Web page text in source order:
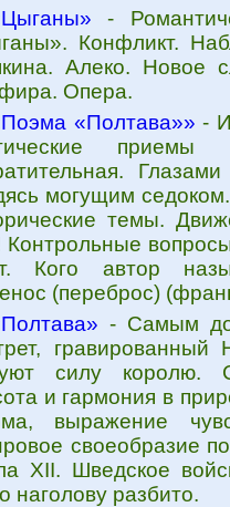
-
Конфликт.
Алеко. Новое
Опера.
«Полтава»» -
приемы
могущим
темы.
Контрольные
Кого автор
(переброс)
- Самым
силу королю.
и гармония в
выражение
своеобразие
XII. Шведское
наголову разбито.